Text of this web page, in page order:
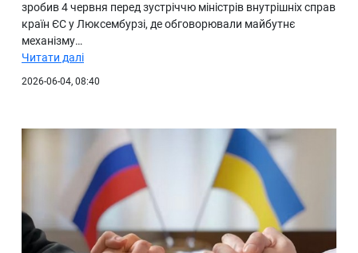
зробив 4 червня перед зустріччю міністрів внутрішніх справ
країн ЄС у Люксембурзі, де обговорювали майбутнє
механізму…
Читати далі
2026-06-04, 08:40